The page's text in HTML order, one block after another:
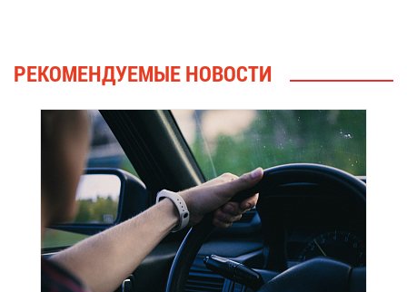
РЕ­КО­МЕН­ДУ­Е­МЫЕ НО­ВО­СТИ